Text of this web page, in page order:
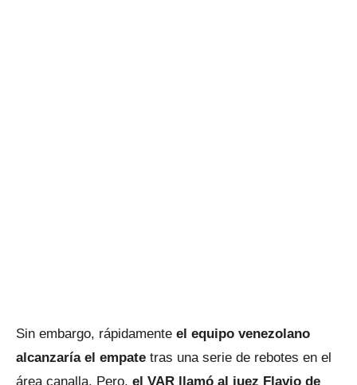
Sin embargo, rápidamente el equipo venezolano
alcanzaría el empate tras una serie de rebotes en el
área canalla. Pero, el VAR llamó al juez Flavio de